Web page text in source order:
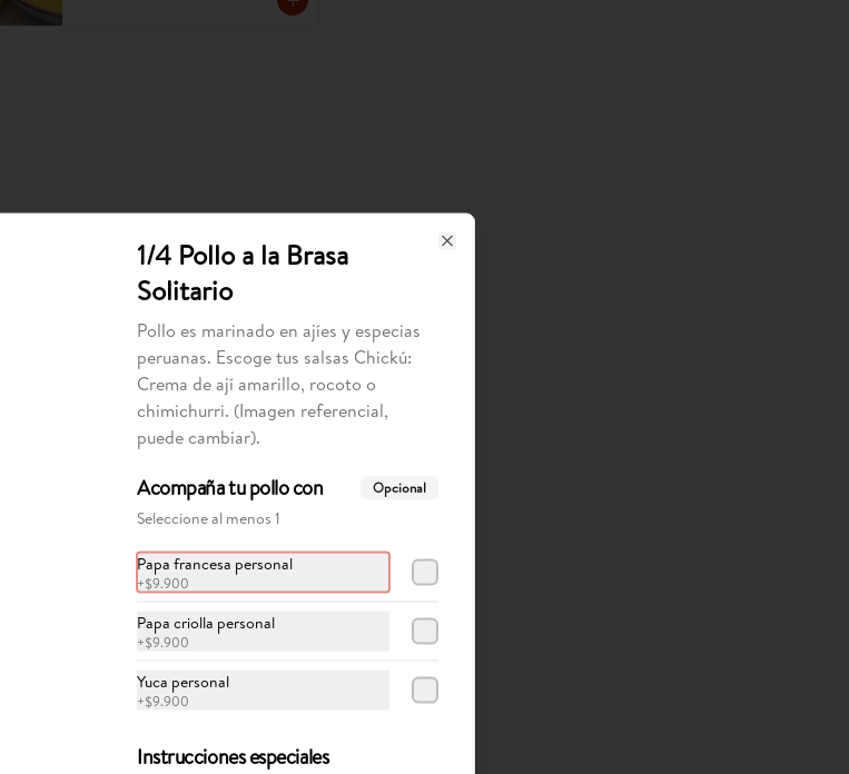
Causa de Pollo
Entrada fría. Pure de papa
amarillamezclada con ají amarillo y
limón. Sobre esta, aguacate, pollo
con mayonesa de la casa. (Imagen
referencial, puede cambiar).
1/4 Pollo a la Brasa
Solitario
Pollo es marinado en ajíes y especias
peruanas. Escoge tus salsas Chickú:
Crema de ají amarillo, rocoto o
chimichurri. (Imagen referencial,
puede cambiar).
Acompaña tu pollo con Opcional
Seleccione al menos 1
Papa francesa personal
+$9.900
Papa criolla personal
+$9.900
Yuca personal
+$9.900
Instrucciones especiales